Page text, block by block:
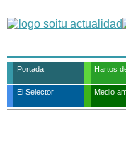
Portada Hartos
El Selector Medio